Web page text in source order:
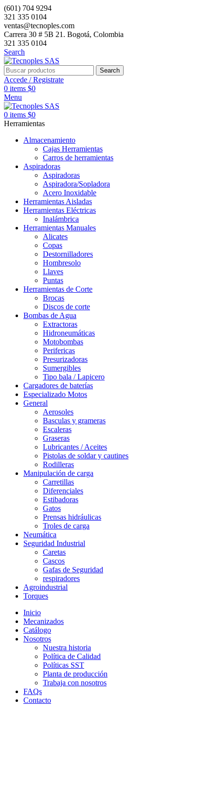
(601) 704 9294
321 335 0104
ventas@tecnoples.com
Carrera 30 # 5B 21. Bogotá, Colombia
321 335 0104
Search
Search
Accede / Registrate
0 items $0
Menu
0 items $0
Herramientas
Almacenamiento
Cajas Herramientas
Carros de herramientas
Aspiradoras
Aspiradoras
Aspiradora/Sopladora
Acero Inoxidable
Herramientas Aisladas
Herramientas Eléctricas
Inalámbrica
Herramientas Manuales
Alicates
Copas
Destornilladores
Hombresolo
Llaves
Puntas
Herramientas de Corte
Brocas
Discos de corte
Bombas de Agua
Extractoras
Hidroneumáticas
Motobombas
Perifericas
Presurizadoras
Sumergibles
Tipo bala / Lapicero
Cargadores de baterías
Especializado Motos
General
Aerosoles
Basculas y grameras
Escaleras
Graseras
Lubricantes / Aceites
Pistolas de soldar y cautines
Rodilleras
Manipulación de carga
Carretillas
Diferenciales
Estibadoras
Gatos
Prensas hidráulicas
Troles de carga
Neumática
Seguridad Industrial
Caretas
Cascos
Gafas de Seguridad
respiradores
Agroindustrial
Torques
Inicio
Mecanizados
Catálogo
Nosotros
Nuestra historia
Política de Calidad
Políticas SST
Planta de producción
Trabaja con nosotros
FAQs
Contacto